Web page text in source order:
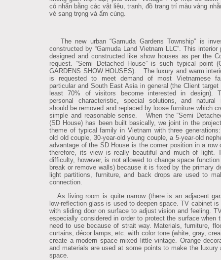
có nhấn bằng các vật liệu, tranh, đồ trang trí màu vàng
vẻ sang trọng và ấm cúng.
The new urban “Gamuda Gardens Township” is
constructed by “Gamuda Land Vietnam LLC”. This interior
designed and constructed like show houses as per the
request. “Semi Detached House” is such typical point
GARDENS SHOW HOUSES).
The luxury and warm
is requested to meet demand of most Vietnamese
particular and South East Asia in general (the Client
least 70% of visitors become interested in design).
personal characteristic, special solutions, and natural
should be removed and replaced by loose furniture which
simple and reasonable sense.
When the “Semi
(SD House) has been built basically, we joint in the
theme of typical family in Vietnam with three
old old couple, 30-year-old young couple, a 5-year-old
advantage of the SD House is the corner position in a row
therefore, its view is really beautiful and much of light.
difficulty, however, is not allowed to change space
break or remove walls) because it is fixed by the primary
light partitions, furniture, and back drops are used to
connection.
As living room is quite narrow (there is an adjacent
low-reflection glass is used to deepen space. TV cabinet is
with sliding door on surface to adjust vision and feeling.
especially considered in order to protect the surface when
need to use because of strait way. Materials, furniture,
curtains, décor lamps, etc. with color tone (white, gray,
create a modern space mixed little vintage. Orange
and materials are used at some points to make the luxury
space.